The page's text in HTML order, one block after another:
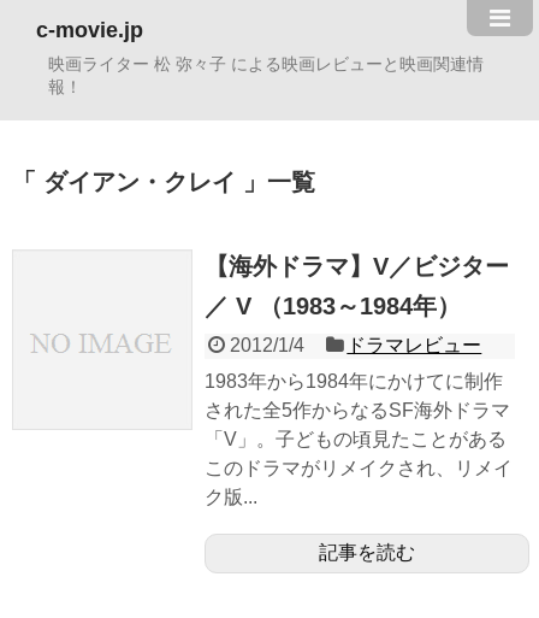
c-movie.jp
映画ライター 松 弥々子 による映画レビューと映画関連情
報！
ダイアン・クレイ 一覧
【海外ドラマ】V／ビジター
／ V （1983～1984年）
2012/1/4
ドラマレビュー
1983年から1984年にかけてに制作
された全5作からなるSF海外ドラマ
「V」。子どもの頃見たことがある
このドラマがリメイクされ、リメイ
ク版...
記事を読む